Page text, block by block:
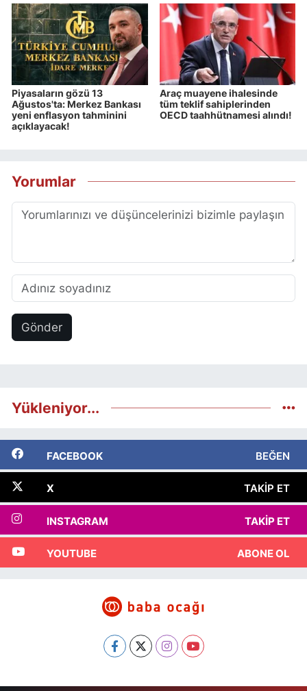
Piyasaların gözü 13
Ağustos'ta: Merkez Bankası
yeni enflasyon tahminini
açıklayacak!
Araç muayene ihalesinde
tüm teklif sahiplerinden
OECD taahhütnamesi alındı!
Yorumlar
Gönder
Yükleniyor...
FACEBOOK BEĞEN
X TAKIP ET
INSTAGRAM TAKIP ET
YOUTUBE ABONE OL